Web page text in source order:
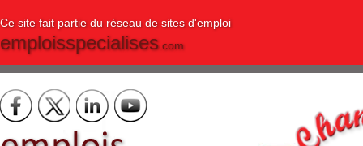
Ce site fait partie du réseau de sites d'emploi
emploisspecialises.com